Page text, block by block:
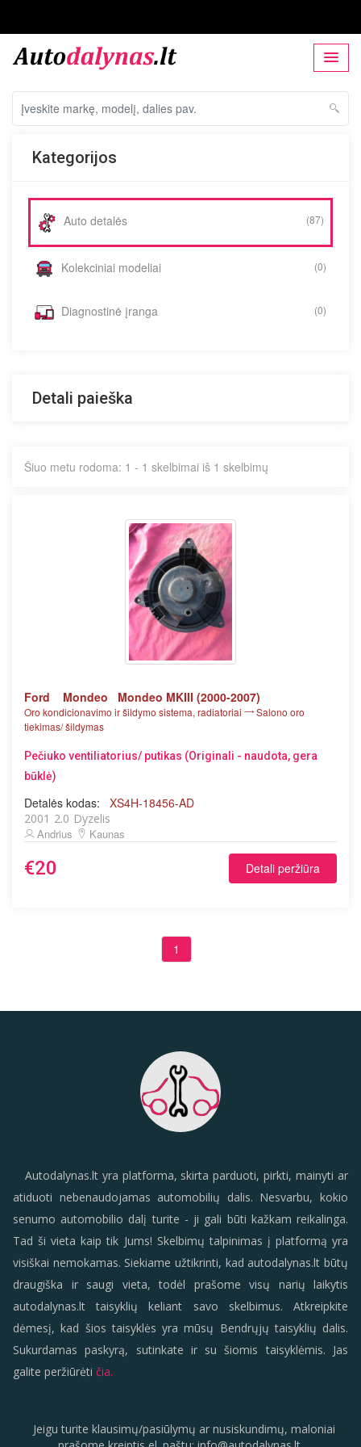
Kategorijos
Auto detalės (87)
Kolekciniai modeliai (0)
Diagnostinė įranga (0)
Detali paieška
Šiuo metu rodoma: 1 - 1 skelbimai iš 1 skelbimų
Ford Mondeo Mondeo MKIII (2000-2007)
Oro kondicionavimo ir šildymo sistema, radiatoriai
Salono oro
tiekimas/ šildymas
Pečiuko ventiliatorius/ putikas (Originali - naudota, gera
būklė)
Detalės kodas: XS4H-18456-AD
2001 2.0 Dyzelis
Andrius
Kaunas
€20 Detali peržiūra
1
Autodalynas.lt yra platforma, skirta parduoti, pirkti, mainyti ar
atiduoti nebenaudojamas automobilių dalis. Nesvarbu, kokio
senumo automobilio dalį turite - ji gali būti kažkam reikalinga.
Tad ši vieta kaip tik Jums! Skelbimų talpinimas į platformą yra
visiškai nemokamas. Siekiame užtikrinti, kad autodalynas.lt būtų
draugiška ir saugi vieta, todėl prašome visų narių laikytis
autodalynas.lt taisyklių keliant savo skelbimus. Atkreipkite
dėmesį, kad šios taisyklės yra mūsų Bendrųjų taisyklių dalis.
Sukurdamas paskyrą, sutinkate ir su šiomis taisyklėmis. Jas
galite peržiūrėti čia.
Jeigu turite klausimų/pasiūlymų ar nusiskundimų, maloniai